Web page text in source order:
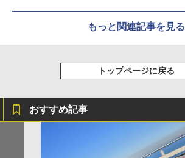
もっと関連記事を見る
トップページに戻る
おすすめ記事